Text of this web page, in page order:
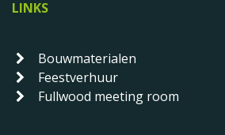
LINKS
Bouwmaterialen
Feestverhuur
Fullwood meeting room